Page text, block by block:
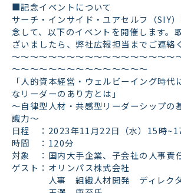
■記念イベントについて
サーチ・インサイド・ユアセルフ（SIY
念して、以下のイベントを開催します。
ざいましたら、弊社広報担当までご連絡
～～～～～～～～～～～～～～～～～～
～～～～～～～～～～～～～～～
「人的資本経営・ウェルビーイング時代
なリーダーのあり方とは」
～自律型人材・共感型リーダーシップの
識力～
日程 ：2023年11月22日（水）15時
時間 ：120分
対象 ：国内大手企業、子会社の人事責
ゲスト：オリンパス株式会社
人事 組織人材開発 ディレク